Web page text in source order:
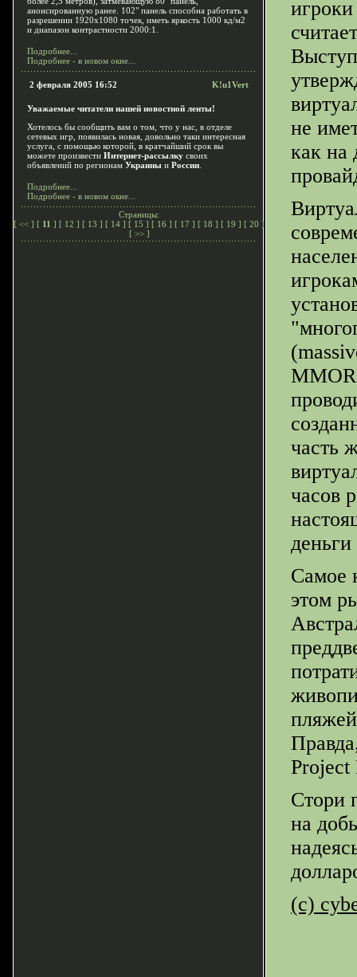
анонсированную ранее. 102" панель способна работать в
разрешении 1920х1080 точек, иметь яркость 1000 кд/м2
и диапазон контрастности 2000:1.
Подробнее...
Подробнее - в новом окне...
2 февраля 2005 16:52 K!u1Vert
Уважаемые читатели нашей новостной ленты!
Хотелось бы сообщить вам о том, что у нас, в отделе
сетевых игр, появилась новая, довольно таки интересная
услуга, с помощью которой, в кратчайший срок вы
можете произвести Интернет-рассылку своих
объявлений по регионам Украины и России
Подробнее...
Подробнее - в новом окне...
Страницы:
[ << ] [ 11 ] [ 12 ] [ 13 ] [ 14 ] [ 15 ] [ 16 ] [ 17 ] [ 18 ] [ 19 ] [ 20 ]
[ >> ]
не
как на
часть
часов
Самое
этом
Project
Стори
на
(c)